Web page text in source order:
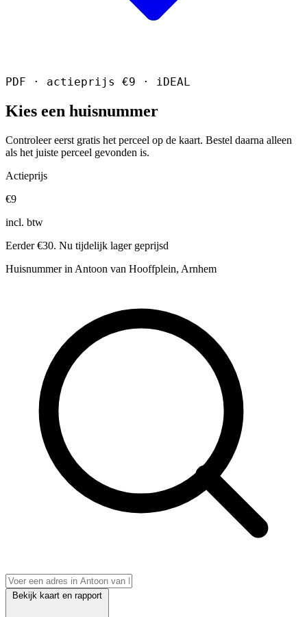
PDF · actieprijs €9 · iDEAL
Kies een huisnummer
Controleer eerst gratis het perceel op de kaart. Bestel daarna alleen
als het juiste perceel gevonden is.
Actieprijs
€9
incl. btw
Eerder €30. Nu tijdelijk lager geprijsd
Huisnummer in Antoon van Hooffplein, Arnhem
Bekijk kaart en rapport